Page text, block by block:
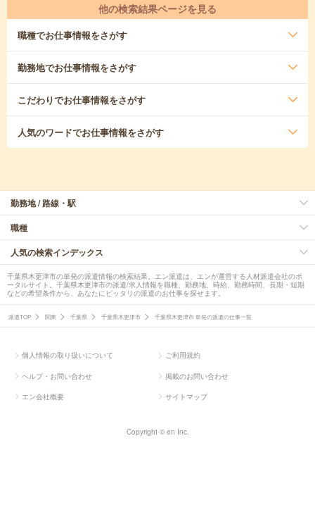
他の検索結果ページを見る
職種でお仕事情報をさがす
勤務地でお仕事情報をさがす
こだわりでお仕事情報をさがす
人気のワードでお仕事情報をさがす
勤務地 / 路線・駅
職種
人気の検索インデックス
千葉県木更津市の単発の派遣情報の検索結果。エン派遣は、エンが運営する人材派遣会社のポ
ータルサイト。千葉県木更津市の派遣/求人情報を職種、勤務地、時給、勤務時間、長期・短期
などの希望条件から、あなたにピッタリの派遣のお仕事を探せます。
派遣TOP 関東 千葉県 千葉県木更津市 千葉県木更津市 単発の派遣の仕事一覧
個人情報の取り扱いについて ご利用規約
ヘルプ・お問い合わせ 掲載のお問い合わせ
エン会社概要 サイトマップ
Copyright © en Inc.